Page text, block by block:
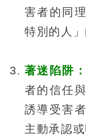
害者的同
特別的人」
著迷陷阱
者的信任
誘導受害
主動承認